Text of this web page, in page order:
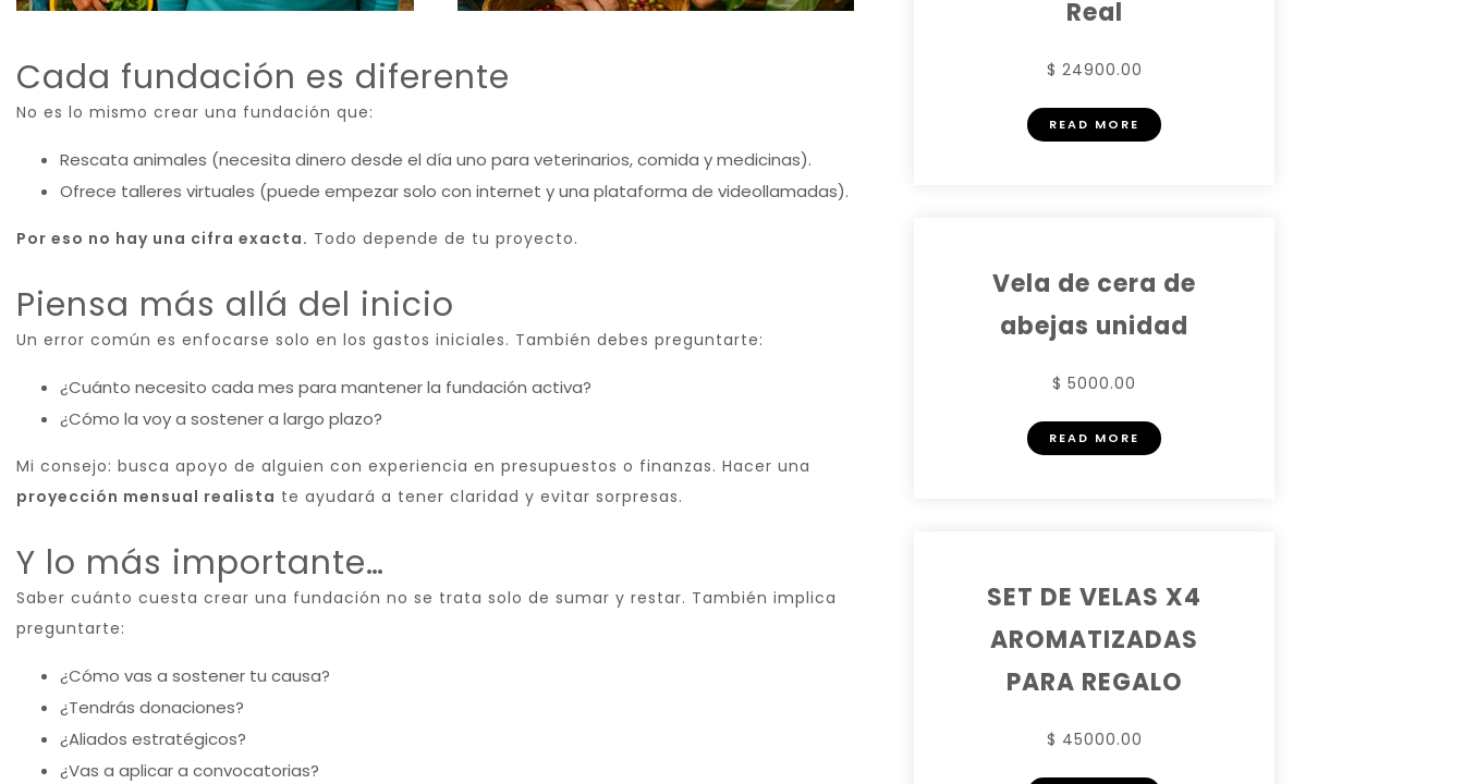
Cada fundación es diferente
No es lo mismo crear una fundación que:
Rescata animales (necesita dinero desde el día uno para veterinarios, comida y medicinas).
Ofrece talleres virtuales (puede empezar solo con internet y una plataforma de videollamadas).
Por eso no hay una cifra exacta. Todo depende de tu proyecto.
Piensa más allá del inicio
Un error común es enfocarse solo en los gastos iniciales. También debes preguntarte:
¿Cuánto necesito cada mes para mantener la fundación activa?
¿Cómo la voy a sostener a largo plazo?
Mi consejo: busca apoyo de alguien con experiencia en presupuestos o finanzas. Hacer una
proyección mensual realista te ayudará a tener claridad y evitar sorpresas.
Y lo más importante…
Saber cuánto cuesta crear una fundación no se trata solo de sumar y restar. También implica
preguntarte:
¿Cómo vas a sostener tu causa?
¿Tendrás donaciones?
¿Aliados estratégicos?
¿Vas a aplicar a convocatorias?
Real
$ 24900.00
READ MORE
Vela de cera de
abejas unidad
$ 5000.00
READ MORE
SET DE VELAS X4
AROMATIZADAS
PARA REGALO
$ 45000.00